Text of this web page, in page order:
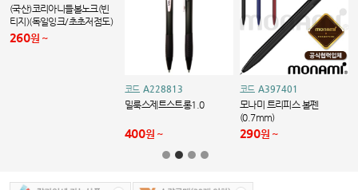
(국산)코리아니들볼노크(빈
티지)(독일잉크/초초저점도)
260원
코드 A228813
밀룩스제트스트롱1.0
400원
코드 A397401
모나미 트리피스 볼펜
(0.7mm)
290원